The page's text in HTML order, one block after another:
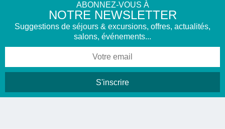
ABONNEZ-VOUS À
NOTRE NEWSLETTER
Suggestions de séjours & excursions, offres, actualités,
salons, événements...